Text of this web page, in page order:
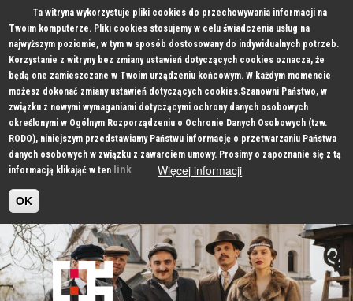
Ta witryna wykorzystuje pliki cookies do przechowywania informacji na
Twoim komputerze. Pliki cookies stosujemy w celu świadczenia usług na
najwyższym poziomie, w tym w sposób dostosowany do indywidualnych potrzeb.
Korzystanie z witryny bez zmiany ustawień dotyczących cookies oznacza, że
będą one zamieszczane w Twoim urządzeniu końcowym. W każdym momencie
możesz dokonać zmiany ustawień dotyczących cookies.Szanowni Państwo, w
związku z nowymi wymaganiami dotyczącymi ochrony danych osobowych
określonymi w Ogólnym Rozporządzeniu o Ochronie Danych Osobowych (tzw.
RODO), niniejszym przedstawiamy Państwu informację o przetwarzaniu Państwa
danych osobowych w związku z zawarciem umowy. Prosimy o zapoznanie się z tą
informacją klikająć w ten link Więcej informacji
OK